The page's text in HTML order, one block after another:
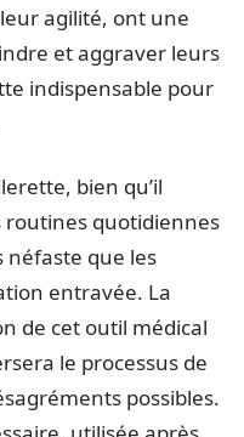
agilité, ont une
et aggraver leurs
indispensable pour
bien qu’il
routines quotidiennes
néfaste que les
entravée. La
de cet outil médical
le processus de
possibles.